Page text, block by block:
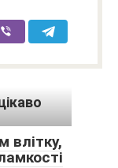
влітку,